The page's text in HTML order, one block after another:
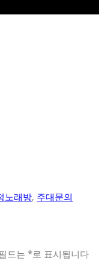
노래방, 주대문의
드는 *로 표시됩니다